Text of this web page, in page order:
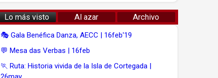
Lo más visto Al azar Archivo
🎭 Gala Benéfica Danza, AECC | 16feb'19
💬 Mesa das Verbas | 16feb
🏃 Ruta: Historia vivida de la Isla de Cortegada |